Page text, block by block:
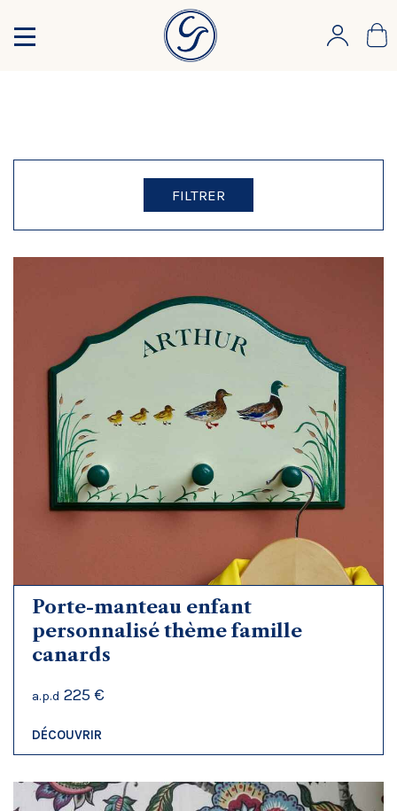
FILTRER
Porte-manteau enfant
personnalisé thème famille
canards
a.p.d 225 €
DÉCOUVRIR